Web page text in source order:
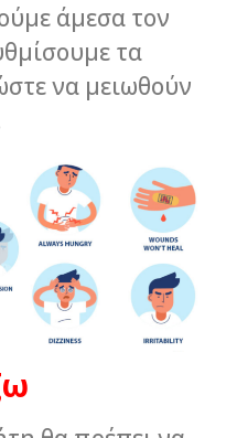
άμεσα τον
τα
να μειωθούν